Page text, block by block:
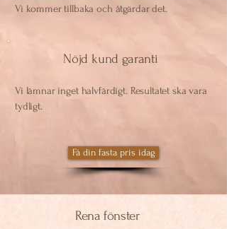
Vi kommer tillbaka och åtgärdar det.
Nöjd kund garanti
​​Vi lämnar inget halvfärdigt. Resultatet ska vara
tydligt.
Få din fasta pris idag
Rena fönster